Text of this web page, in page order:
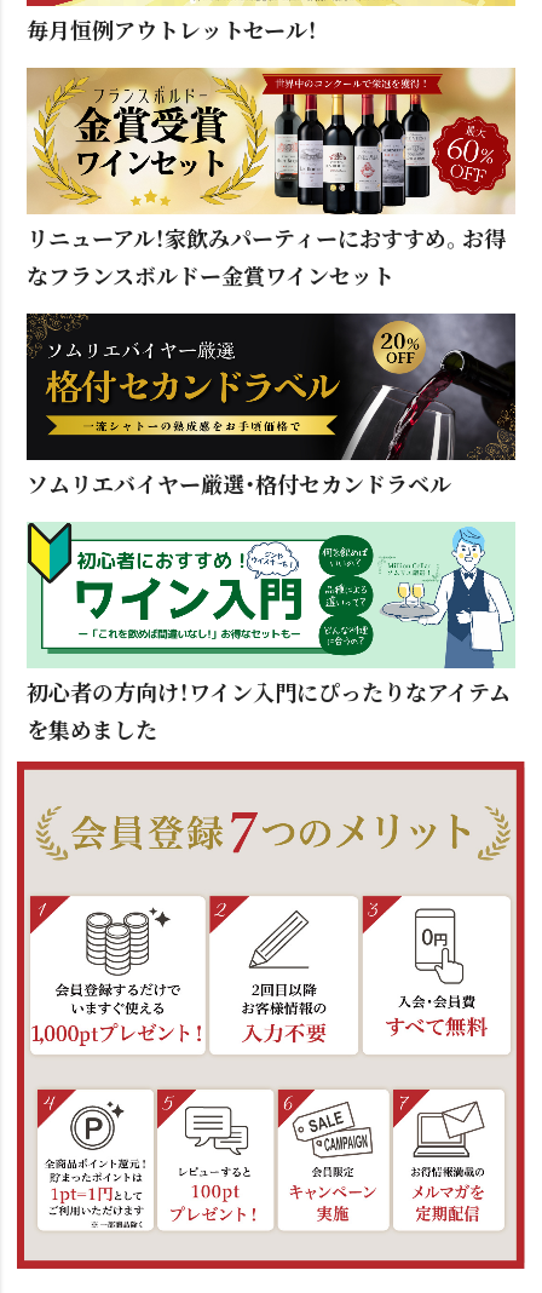
毎月恒例アウトレットセール！
リニューアル！家飲みパーティーにおすすめ。お得
なフランスボルドー金賞ワインセット
ソムリエバイヤー厳選・格付セカンドラベル
初心者の方向け！ワイン入門にぴったりなアイテム
を集めました